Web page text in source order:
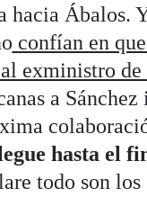
Ábalos.
confían en
exministro
a
hasta el
todo son